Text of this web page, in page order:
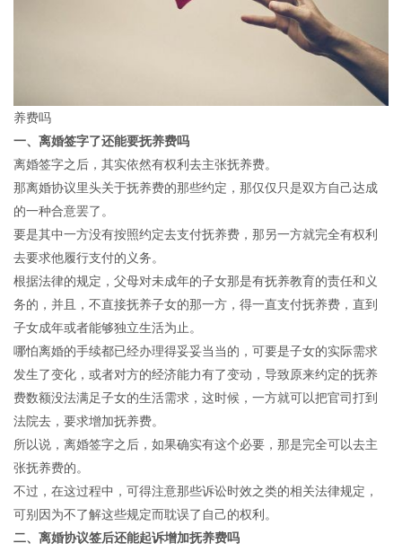
养费吗
一、离婚签字了还能要抚养费吗
离婚签字之后，其实依然有权利去主张抚养费。
那离婚协议里头关于抚养费的那些约定，那仅仅只是双方自己达成
的一种合意罢了。
要是其中一方没有按照约定去支付抚养费，那另一方就完全有权利
去要求他履行支付的义务。
根据法律的规定，父母对未成年的子女那是有抚养教育的责任和义
务的，并且，不直接抚养子女的那一方，得一直支付抚养费，直到
子女成年或者能够独立生活为止。
哪怕离婚的手续都已经办理得妥妥当当的，可要是子女的实际需求
发生了变化，或者对方的经济能力有了变动，导致原来约定的抚养
费数额没法满足子女的生活需求，这时候，一方就可以把官司打到
法院去，要求增加抚养费。
所以说，离婚签字之后，如果确实有这个必要，那是完全可以去主
张抚养费的。
不过，在这过程中，可得注意那些诉讼时效之类的相关法律规定，
可别因为不了解这些规定而耽误了自己的权利。
二、离婚协议签后还能起诉增加抚养费吗